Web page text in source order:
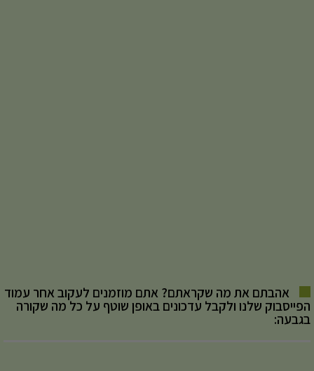
אהבתם את מה שקראתם? אתם מוזמנים לעקוב אחר עמוד
הפייסבוק שלנו ולקבל עדכונים באופן שוטף על כל מה שקורה
בגבעה: